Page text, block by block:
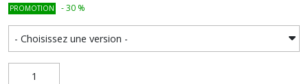
PROMOTION -30 %